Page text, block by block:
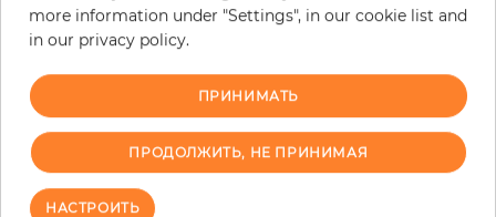
− +
ЗАКАЗАТЬ ОБРАЗЕЦ
more information under "Settings", in our cookie list and
in our privacy policy.
ПРИНИМАТЬ
ПРОДОЛЖИТЬ, НЕ ПРИНИМАЯ
НАСТРОИТЬ